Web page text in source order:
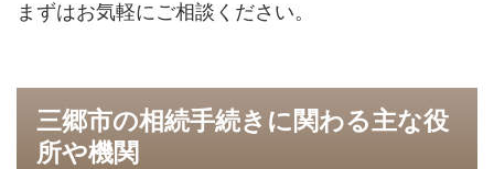
まずはお気軽にご相談ください。
三郷市の相続手続きに関わる主な役
所や機関